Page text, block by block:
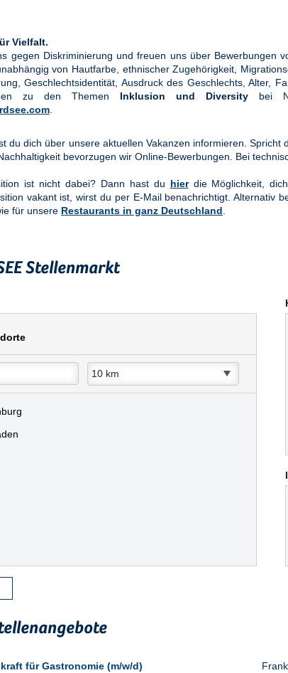
Vielfalt.
gegen Diskriminierung und freuen uns über Bewerbungen
von Hautfarbe, ethnischer Zugehörigkeit,
Geschlechtsidentität, Ausdruck des Geschlechts, Alter,
zu den Themen Inklusion und Diversity bei
du dich über unsere aktuellen Vakanzen informieren.
bevorzugen wir Online-Bewerbungen. Bei
ist nicht dabei? Dann hast du hierdie Möglichkeit,
vakant ist, wirst du per E-Mail benachrichtigt. Alternativ
für unsere Restaurants in ganz Deutschland
Stellenmarkt
für Gastronomie (m/w/d)